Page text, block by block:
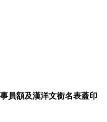
員額及漢洋文銜名表蓋印